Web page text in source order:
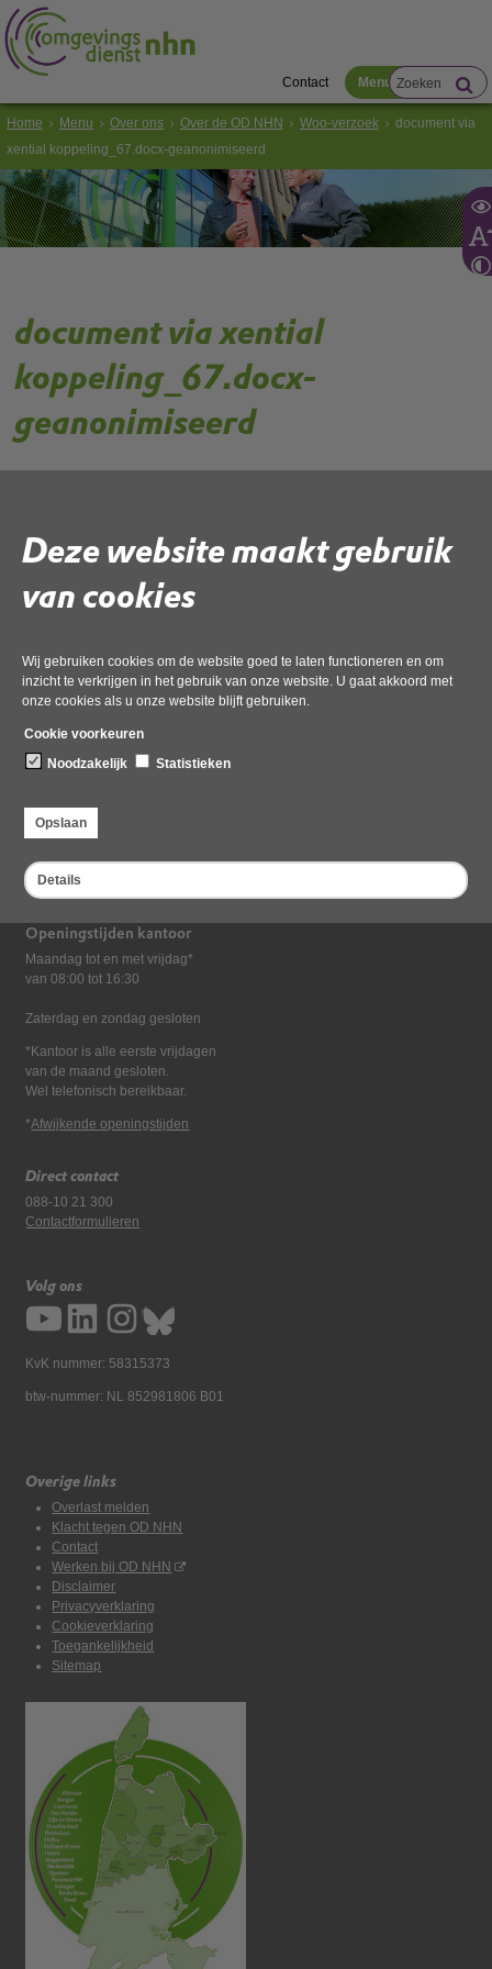
Deze website maakt gebruik
van cookies
Wij gebruiken cookies om de website goed te laten functioneren en om
inzicht te verkrijgen in het gebruik van onze website. U gaat akkoord met
onze cookies als u onze website blijft gebruiken.
Cookie voorkeuren
Noodzakelijk
Statistieken
Opslaan
Details
Contact Menu
Home Menu Over ons Over de OD NHN Woo-verzoek
document via
xential koppeling_67.docx-geanonimiseerd
document via xential
koppeling_67.docx-
geanonimiseerd
02 juni 2026,pdf , 282kB
Deel deze pagina
Bezoekadres
Postadres
Postbus 2095, 1620 EB Hoorn
Openingstijden kantoor
Maandag tot en met vrijdag*
van 08:00 tot 16:30
Zaterdag en zondag gesloten
*Kantoor is alle eerste vrijdagen
van de maand gesloten.
Wel telefonisch bereikbaar.
*Afwijkende openingstijden
Direct contact
088-10 21 300
Contactformulieren
Volg ons
KvK nummer: 58315373
btw-nummer: NL 852981806 B01
Overige links
Overlast melden
Klacht tegen OD NHN
Contact
Werken bij OD NHN
Disclaimer
Privacyverklaring
Cookieverklaring
Toegankelijkheid
Sitemap